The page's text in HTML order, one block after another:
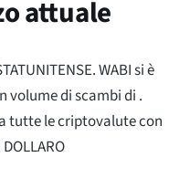
attuale
WABI si è
volume di scambi di .
tutte le criptovalute con
DOLLARO